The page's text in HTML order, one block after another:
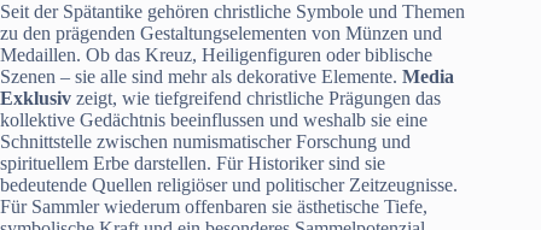
Seit der Spätantike gehören christliche Symbole und Themen
zu den prägenden Gestaltungselementen von Münzen und
Medaillen. Ob das Kreuz, Heiligenfiguren oder biblische
Szenen – sie alle sind mehr als dekorative Elemente. Media
Exklusiv zeigt, wie tiefgreifend christliche Prägungen das
kollektive Gedächtnis beeinflussen und weshalb sie eine
Schnittstelle zwischen numismatischer Forschung und
spirituellem Erbe darstellen. Für Historiker sind sie
bedeutende Quellen religiöser und politischer Zeitzeugnisse.
Für Sammler wiederum offenbaren sie ästhetische Tiefe,